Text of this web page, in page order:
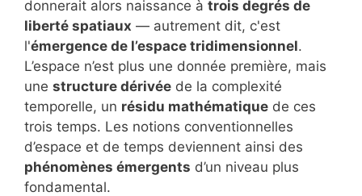
donnerait alors naissance à trois degrés de
liberté spatiaux — autrement dit, c'est
l'émergence de l’espace tridimensionnel.
L’espace n’est plus une donnée première, mais
une structure dérivée de la complexité
temporelle, un résidu mathématique de ces
trois temps. Les notions conventionnelles
d’espace et de temps deviennent ainsi des
phénomènes émergents d’un niveau plus
fondamental.